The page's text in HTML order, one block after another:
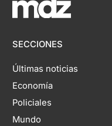
SECCIONES
Últimas noticias
Economía
Policiales
Mundo